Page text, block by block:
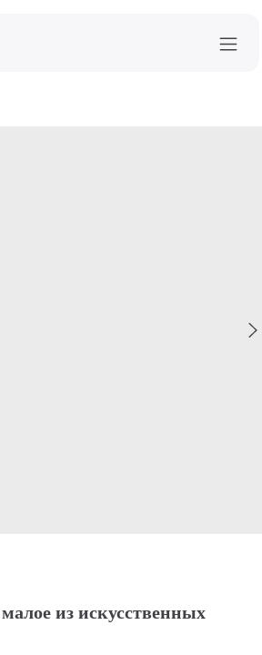
из искусственных